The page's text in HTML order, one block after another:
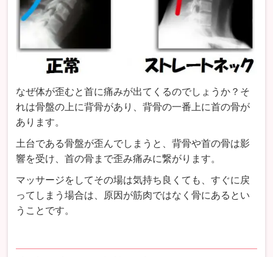
なぜ体が歪むと首に痛みが出てくるのでしょうか？そ
れは骨盤の上に背骨があり、背骨の一番上に首の骨が
あります。
土台である骨盤が歪んでしまうと、背骨や首の骨は影
響を受け、首の骨まで歪み痛みに繋がります。
マッサージをしてその場は気持ち良くても、すぐに戻
ってしまう場合は、原因が筋肉ではなく骨にあるとい
うことです。